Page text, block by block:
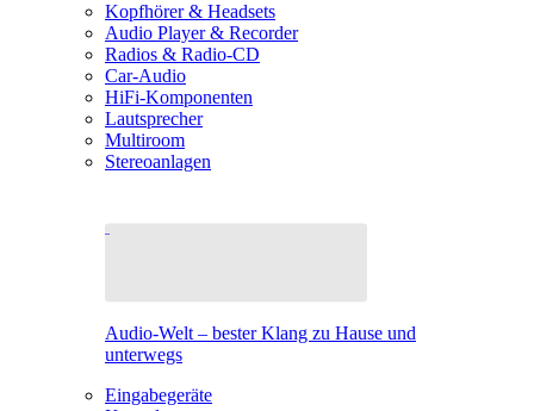
Kopfhörer & Headsets
Audio Player & Recorder
Radios & Radio-CD
Car-Audio
HiFi-Komponenten
Lautsprecher
Multiroom
Stereoanlagen
Audio-Welt – bester Klang zu Hause und
unterwegs
Eingabegeräte